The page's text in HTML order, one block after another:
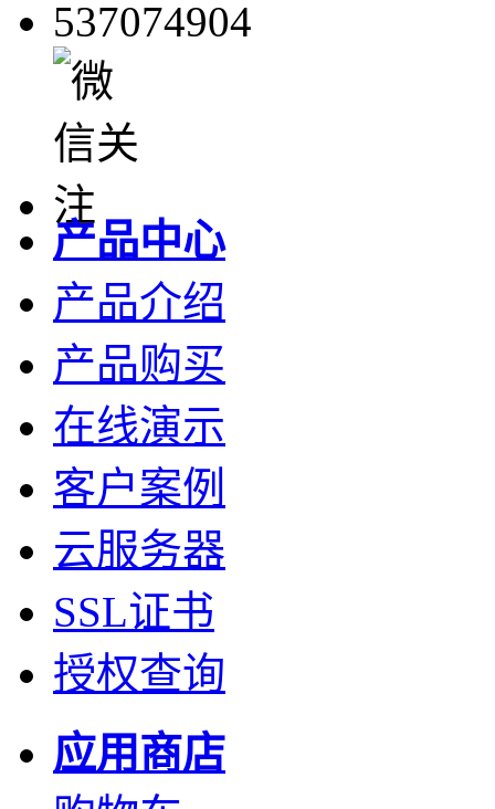
537074904
产品中心
产品介绍
产品购买
在线演示
客户案例
云服务器
SSL证书
授权查询
应用商店